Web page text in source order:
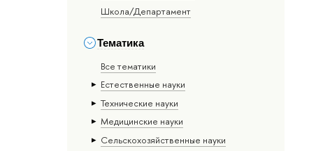
Школа/Департамент
Тематика
Все тематики
Естественные науки
Тех­ничес­кие науки
Медицинские науки
Сельскохозяйственные науки